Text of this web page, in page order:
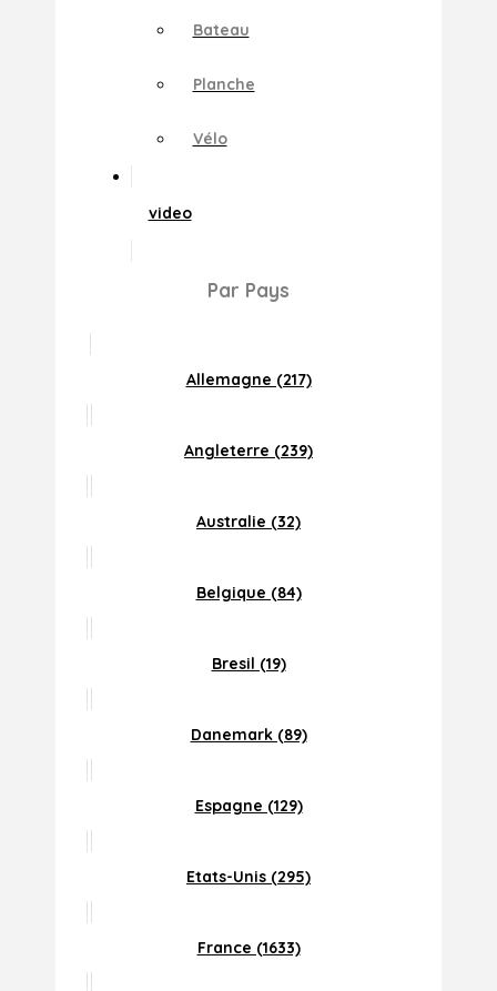
Bateau
Planche
Vélo
video
Par Pays
Allemagne (217)
Angleterre (239)
Australie (32)
Belgique (84)
Bresil (19)
Danemark (89)
Espagne (129)
Etats-Unis (295)
France (1633)